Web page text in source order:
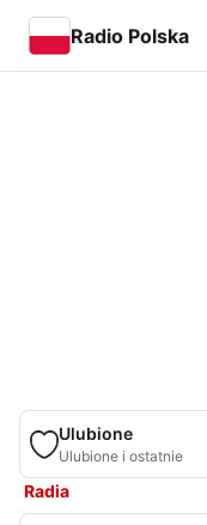
Radio Polska
Ulubione
Ulubione i ostatnie
Radia